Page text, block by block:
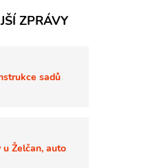
ZPRÁVY
sadů
Želčan, auto